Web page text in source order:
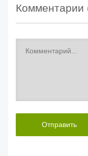
Комментарии
Отправить